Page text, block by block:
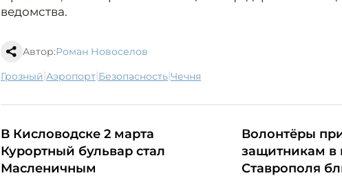
ведомства.
Автор:Роман Новоселов
Грозный| аэропорт| безопасность| Чечня
В Кисловодске 2 марта
Курортный бульвар стал
Масленичным
Волонтёры
защитникам в
Ставрополя